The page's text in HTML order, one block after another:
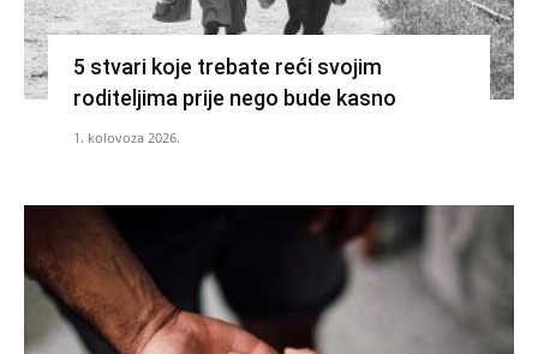
5 stvari koje trebate reći svojim
roditeljima prije nego bude kasno
1. kolovoza 2026.